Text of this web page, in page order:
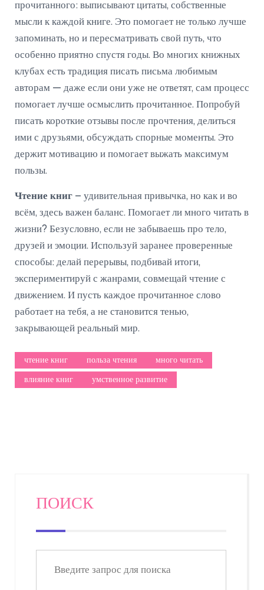
прочитанного: выписывают цитаты, собственные
мысли к каждой книге. Это помогает не только лучше
запоминать, но и пересматривать свой путь, что
особенно приятно спустя годы. Во многих книжных
клубах есть традиция писать письма любимым
авторам — даже если они уже не ответят, сам процесс
помогает лучше осмыслить прочитанное. Попробуй
писать короткие отзывы после прочтения, делиться
ими с друзьями, обсуждать спорные моменты. Это
держит мотивацию и помогает выжать максимум
пользы.
Чтение книг – удивительная привычка, но как и во
всём, здесь важен баланс. Помогает ли много читать в
жизни? Безусловно, если не забываешь про тело,
друзей и эмоции. Используй заранее проверенные
способы: делай перерывы, подбивай итоги,
экспериментируй с жанрами, совмещай чтение с
движением. И пусть каждое прочитанное слово
работает на тебя, а не становится тенью,
закрывающей реальный мир.
чтение книг польза чтения много читать
влияние книг умственное развитие
ПОИСК